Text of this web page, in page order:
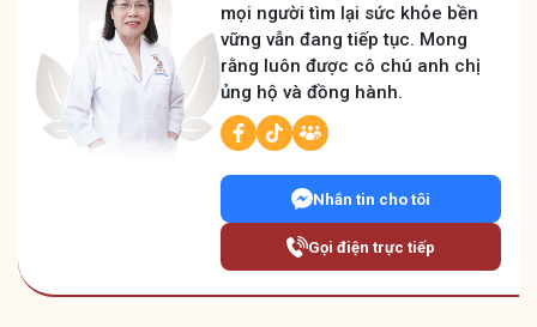
mọi người tìm lại sức khỏe bền
vững vẫn đang tiếp tục. Mong
rằng luôn được cô chú anh chị
ủng hộ và đồng hành.
Nhắn tin cho tôi
Gọi điện trực tiếp